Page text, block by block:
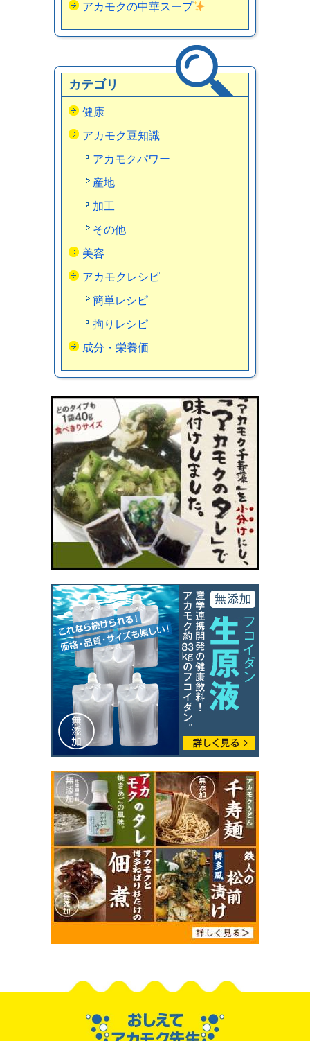
アカモクの中華スープ
カテゴリ
健康
アカモク豆知識
アカモクパワー
産地
加工
その他
美容
アカモクレシピ
簡単レシピ
拘りレシピ
成分・栄養価